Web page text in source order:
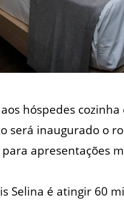
hóspedes
será inaugurado o
apresentações
Selina é atingir 60